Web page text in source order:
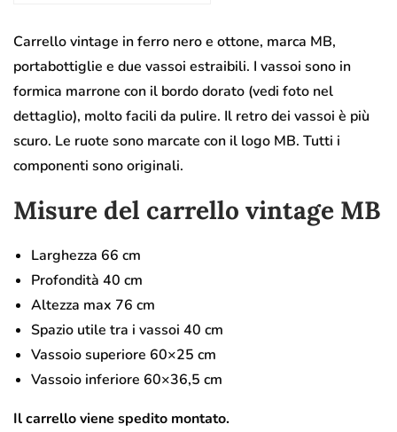
Carrello vintage in ferro nero e ottone, marca MB,
portabottiglie e due vassoi estraibili. I vassoi sono in
formica marrone con il bordo dorato (vedi foto nel
dettaglio), molto facili da pulire. Il retro dei vassoi è più
scuro. Le ruote sono marcate con il logo MB. Tutti i
componenti sono originali.
Misure del carrello vintage MB
Larghezza 66 cm
Profondità 40 cm
Altezza max 76 cm
Spazio utile tra i vassoi 40 cm
Vassoio superiore 60×25 cm
Vassoio inferiore 60×36,5 cm
Il carrello viene spedito montato.